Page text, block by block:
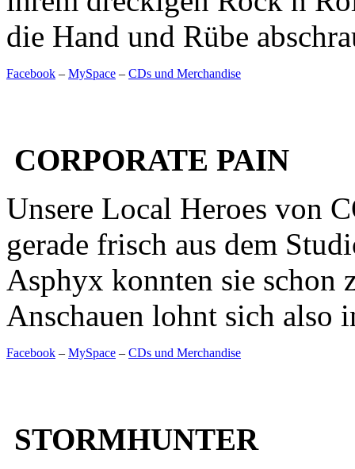
die Hand und Rübe
Facebook – MySpace – CDs und Merchandise
CORPORATE PAIN
Unsere Local Heroes von
gerade frisch aus dem
Asphyx konnten sie schon
Anschauen lohnt sich also
Facebook – MySpace – CDs und Merchandise
STORMHUNTER